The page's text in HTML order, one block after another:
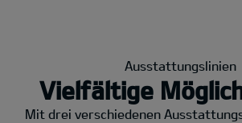
Ausstattungslinien
Vielfältige
Mit drei verschiedenen